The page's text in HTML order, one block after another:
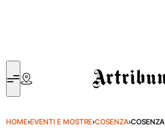
Artribune
HOME›EVENTI E MOSTRE›COSENZA›COSENZA